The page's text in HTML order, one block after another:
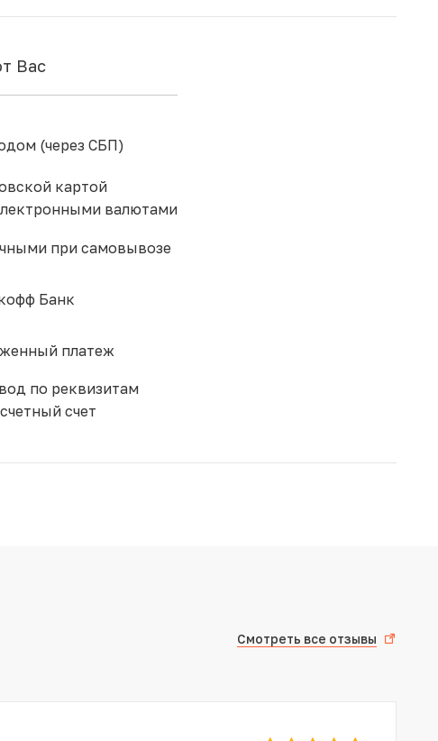
Вас
(через СБП)
картой
валютами
при самовывозе
Банк
платеж
по реквизитам
счет
Смотреть все отзывы